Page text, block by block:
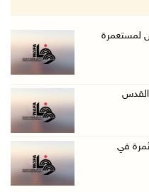
لمستعمرة
القدس
في